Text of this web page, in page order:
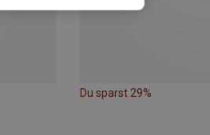
Du sparst 29%